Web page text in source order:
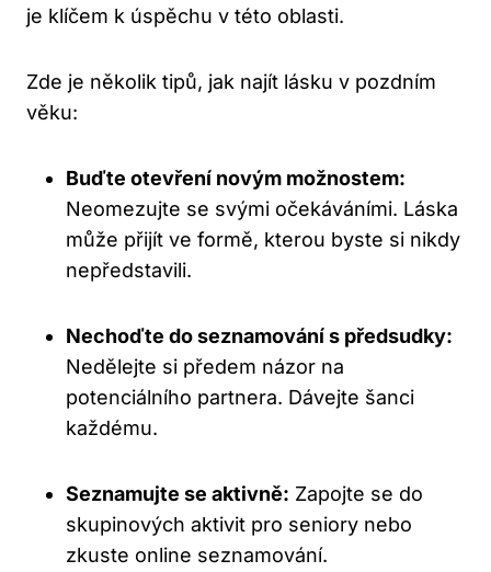
je klíčem k úspěchu v této oblasti.
Zde je několik tipů, jak najít lásku v pozdním
věku:
Buďte otevření novým možnostem:
Neomezujte se svými očekáváními. Láska
může přijít ve formě, kterou byste si nikdy
nepředstavili.
Nechoďte do seznamování s předsudky:
Nedělejte si předem názor na
potenciálního partnera. Dávejte šanci
každému.
Seznamujte se aktivně: Zapojte se do
skupinových aktivit pro seniory nebo
zkuste online seznamování.